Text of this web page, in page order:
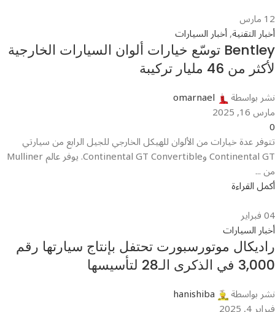
12مارس
أخبار التقنية,أخبار السيارات
Bentley توسّع خيارات ألوان السيارات الخارجية
لأكثر من 46 مليار تركيبة
نشر بواسطة omarnael
مارس 16, 2025
0
تتوفر عدة خيارات من الألوان للهيكل الخارجي للجيل الرابع من سيارتي
Continental GT وContinental GT Convertible. يوفر عالم Mulliner
من ...
أكمل القراءة
04فبراير
أخبار السيارات
راديكال موتورسبورت تحتفل بإنتاج سيارتها رقم
3,000 في الذكرى الـ28 لتأسيسها
نشر بواسطة hanishiba